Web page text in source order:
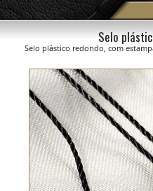
Selo
Selo plástico redondo, com